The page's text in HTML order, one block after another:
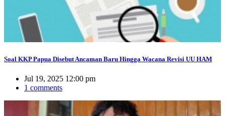
Soal KKP Papua Disebut Ancaman Baru Hingga Wacana Revisi UU HAM
Jul 19, 2025 12:00 pm
1 comments